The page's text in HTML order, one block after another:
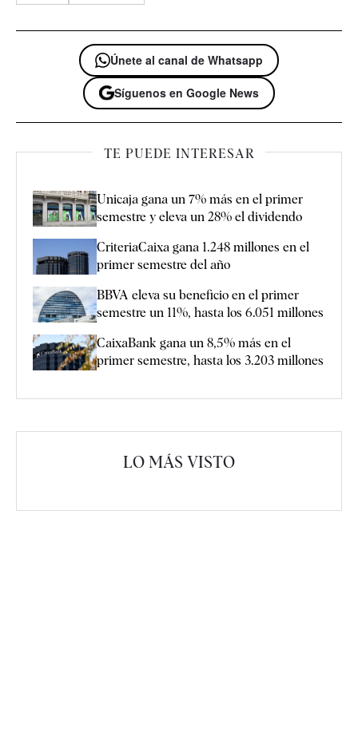
Únete al canal de Whatsapp
Síguenos en Google News
TE PUEDE INTERESAR
Unicaja gana un 7% más en el primer
semestre y eleva un 28% el dividendo
CriteriaCaixa gana 1.248 millones en el
primer semestre del año
BBVA eleva su beneficio en el primer
semestre un 11%, hasta los 6.051 millones
CaixaBank gana un 8,5% más en el
primer semestre, hasta los 3.203 millones
LO MÁS VISTO